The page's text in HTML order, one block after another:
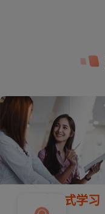
陪伴式学习